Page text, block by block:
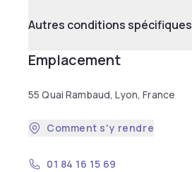
Autres conditions spécifiques
Emplacement
55 Quai Rambaud, Lyon, France
Comment s'y rendre
01 84 16 15 69